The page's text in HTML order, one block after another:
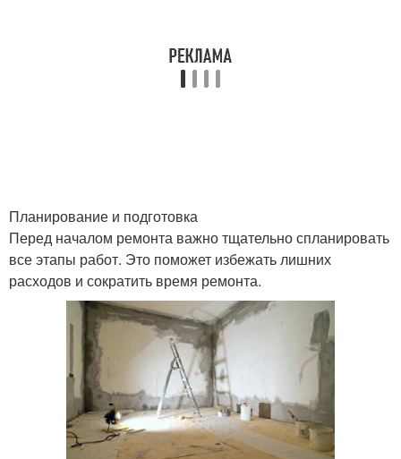
Ремонт в ванной
комнате
Быстрый ремонт
Денег на капитальный
ремонт
Работы при ремонте
Планирование и подготовка
Перед началом ремонта важно тщательно спланировать
все этапы работ. Это поможет избежать лишних
расходов и сократить время ремонта.